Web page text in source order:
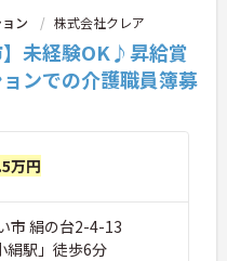
ン 株式会社クレア
】未経験OK♪昇給賞
ンでの介護職員簿募
万円
市 絹の台2-4-13
絹駅」徒歩6分